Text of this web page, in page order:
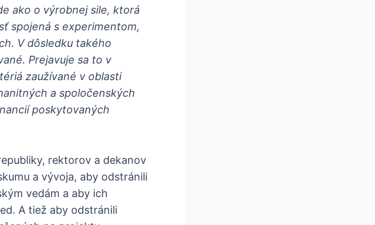
ako o výrobnej sile, ktorá
spojená s experimentom,
V dôsledku takého
Prejavuje sa to v
zaužívané v oblasti
a spoločenských
poskytovaných
rektorov a dekanov
a vývoja, aby odstránili
vedám a aby ich
A tiež aby odstránili